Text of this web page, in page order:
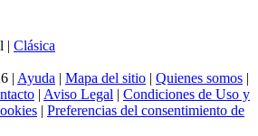
| Clásica
| Ayuda | Mapa del sitio | Quienes somos |
| Aviso Legal | Condiciones de Uso y
| Preferencias del consentimiento de